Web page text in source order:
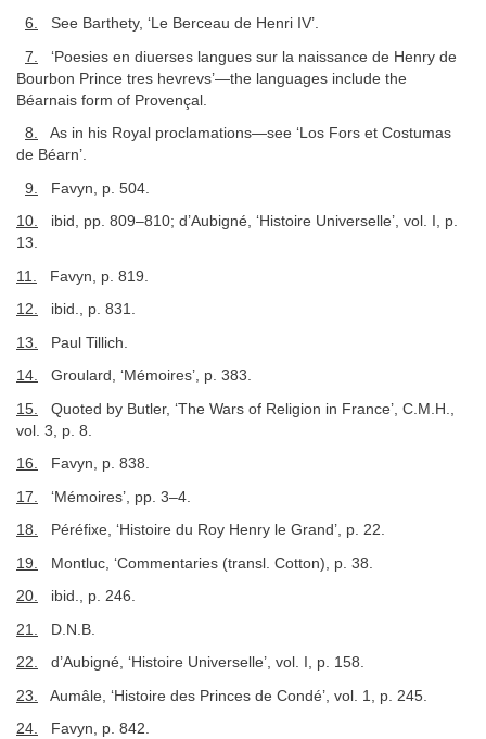
6. See Barthety, ‘Le Berceau de Henri IV’.
7.
‘Poesies en diuerses langues sur la naissance de Henry de
Bourbon Prince tres hevrevs’—the languages include the
Béarnais form of Provençal.
8. As in his Royal proclamations—see ‘Los Fors et Costumas
de Béarn’.
9. Favyn, p. 504.
10. ibid, pp. 809–810; d’Aubigné, ‘Histoire Universelle’, vol. I, p.
13.
11. Favyn, p. 819.
12. ibid., p. 831.
13. Paul Tillich.
14. Groulard, ‘Mémoires’, p. 383.
15.
Quoted by Butler, ‘The Wars of Religion in France’, C.M.H.,
vol. 3, p. 8.
16. Favyn, p. 838.
17. ‘Mémoires’, pp. 3–4.
18. Péréfixe, ‘Histoire du Roy Henry le Grand’, p. 22.
19. Montluc, ‘Commentaries (transl. Cotton), p. 38.
20. ibid., p. 246.
21. D.N.B.
22. d’Aubigné, ‘Histoire Universelle’, vol. I, p. 158.
23. Aumâle, ‘Histoire des Princes de Condé’, vol. 1, p. 245.
24. Favyn, p. 842.